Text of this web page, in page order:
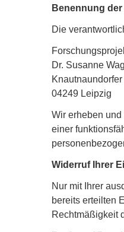
Benennung
Die
Dr. Susanne
04249 Leipzig
Wir erheben
einer
Widerruf Ihrer
Nur mit Ihrer
bereits erteilten
Rechtmäßigkeit